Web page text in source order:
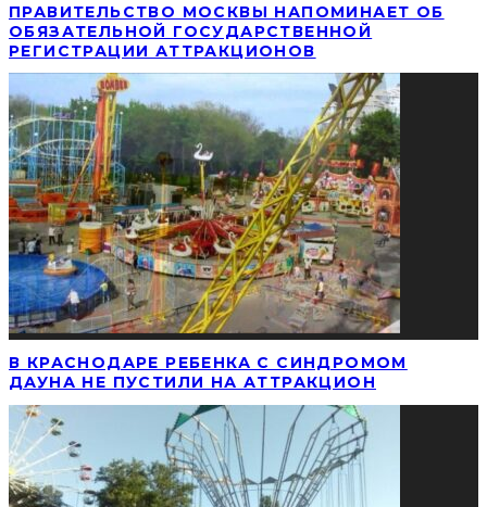
ПРАВИТЕЛЬСТВО МОСКВЫ НАПОМИНАЕТ ОБ
ОБЯЗАТЕЛЬНОЙ ГОСУДАРСТВЕННОЙ
РЕГИСТРАЦИИ АТТРАКЦИОНОВ
В КРАСНОДАРЕ РЕБЕНКА С СИНДРОМОМ
ДАУНА НЕ ПУСТИЛИ НА АТТРАКЦИОН